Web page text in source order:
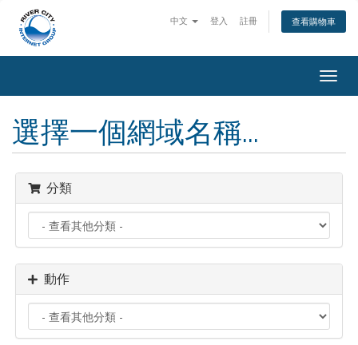
中文 登入 註冊 查看購物車
選擇一個網域名稱...
分類
動作